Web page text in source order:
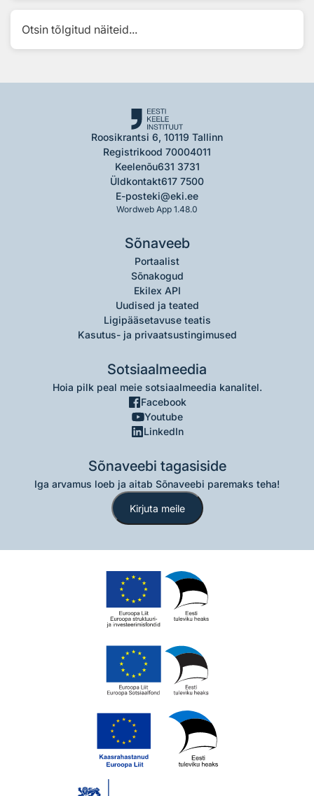
Otsin tõlgitud näiteid...
Roosikrantsi 6, 10119 Tallinn
Registrikood 70004011
Keelenõu631 3731
Üldkontakt617 7500
E-posteki@eki.ee
Wordweb App 1.48.0
Sõnaveeb
Portaalist
Sõnakogud
Ekilex API
Uudised ja teated
Ligipääsetavuse teatis
Kasutus- ja privaatsustingimused
Sotsiaalmeedia
Hoia pilk peal meie sotsiaalmeedia kanalitel.
Facebook
Youtube
LinkedIn
Sõnaveebi tagasiside
Iga arvamus loeb ja aitab Sõnaveebi paremaks teha!
Kirjuta meile